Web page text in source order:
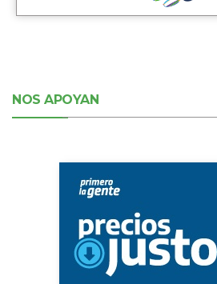
NOS APOYAN